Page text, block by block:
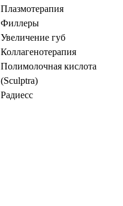
Плазмотерапия
Филлеры
Увеличение губ
Коллагенотерапия
Полимолочная кислота
(Sculptra)
Радиесс